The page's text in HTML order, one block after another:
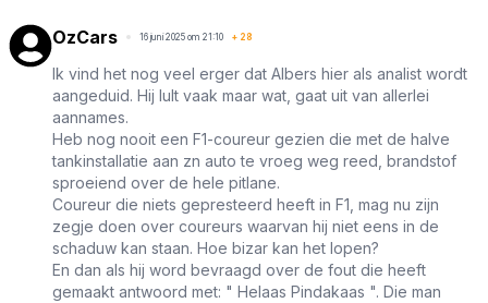
OzCars 16 juni 2025 om 21:10 + 28
Ik vind het nog veel erger dat Albers hier als analist wordt
aangeduid. Hij lult vaak maar wat, gaat uit van allerlei
aannames.
Heb nog nooit een F1-coureur gezien die met de halve
tankinstallatie aan zn auto te vroeg weg reed, brandstof
sproeiend over de hele pitlane.
Coureur die niets gepresteerd heeft in F1, mag nu zijn
zegje doen over coureurs waarvan hij niet eens in de
schaduw kan staan. Hoe bizar kan het lopen?
En dan als hij word bevraagd over de fout die heeft
gemaakt antwoord met: " Helaas Pindakaas ". Die man